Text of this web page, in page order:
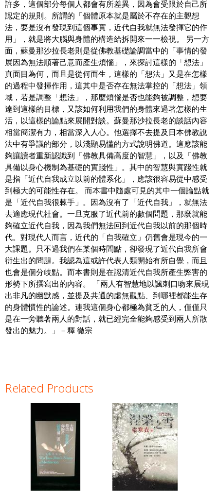
許多，這個部分每個人都會有所差異，因為會受限於自己所
認定的規則。所謂的「個體原本就是屬於不存在的主觀想
法，要是沒有發現到這個事實，近代自我就無法發揮它的作
用」，就是將大腦與身體的構造給拆開來一一檢視。 另一方
面，蘇曼那沙拉長老則是從佛教基礎論調當中的「事情的發
展因為無法順著己意而產生煩惱」，來探討這樣的「想法」
真面目為何，而且是從何而生，這樣的「想法」又是在怎樣
的過程中發揮作用，這其中是否存在無法掌控的「想法」領
域，若是調整「想法」，那麼煩惱是否也能夠被調整，想要
達到這樣的目標，又該如何利用我們的身體來過著怎樣的生
活，以這樣的論點來展開對談。蘇曼那沙拉長老的談話內容
相當簡潔有力，相當深入人心。他選擇不去提及日本佛教說
法中有爭議的部分，以淺顯易懂的方式說明佛道。這應該能
夠讓讀者重新認識到「佛教具備高度的智慧」，以及「佛教
具備以身心機制為基礎的實踐性」。其中的智慧與實踐性就
是指「近代自我成立以前的體系化」，應該很容易從中感受
到極大的可能性存在。 而本書中隨處可見的其中一個論點就
是「近代自我很棘手」。因為沒有了「近代自我」，就無法
去適應現代社會。一旦克服了近代前的數個問題，那麼就能
夠確立近代自我，因為我們無法回到近代自我以前的那個時
代。對現代人而言，近代的「自我確立」仍舊會是現今的一
大課題。只不過我們在某個時間點，卻發現了近代自我所會
衍生出的問題。我認為這或許代表人類開始有所自覺，而且
也會是個分歧點。而本書則是在認清近代自我所產生弊害的
形勢下所撰寫出的內容。 「兩人有智慧地以諷刺口吻來展現
出非凡的幽默感，並提及共通的虛無觀點、到哪裡都能生存
的身體慣性的論述。連我這個身心都極為貧乏的人，僅僅只
是在一旁聽著兩人的對話，就已經完全能夠感受到兩人所散
發出的魅力。」－釋 徹宗
Related Products